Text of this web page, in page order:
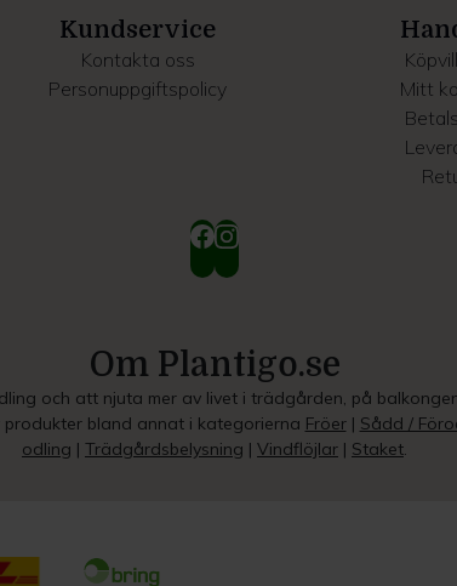
Kundservice
Kontakta oss
Personuppgiftspolicy
Mitt
Om Plantigo.se
och att njuta mer av livet i trädgården, på
produkter bland annat i kategorierna Fröer| Sådd /
odling | Trädgårdsbelysning | Vindflöjlar | Staket.